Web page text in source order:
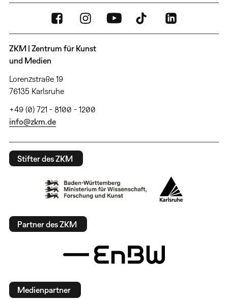
ZKM | Zentrum für Kunst
und Medien
Lorenzstraße 19
76135 Karlsruhe
+49 (0) 721 - 8100 - 1200
info@zkm.de
Stifter des ZKM
Partner des ZKM
Medienpartner